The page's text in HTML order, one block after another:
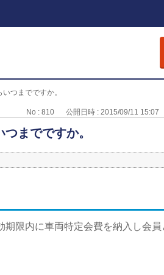
つまでですか。
No : 810 公開日時 : 2015/09/11 15:07
までですか。
限内に車両特定会費を納入し会